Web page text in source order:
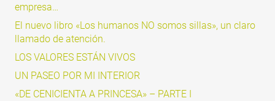
empresa…
El nuevo libro «Los humanos NO somos sillas», un claro
llamado de atención.
LOS VALORES ESTÁN VIVOS
UN PASEO POR MI INTERIOR
«DE CENICIENTA A PRINCESA» – PARTE I